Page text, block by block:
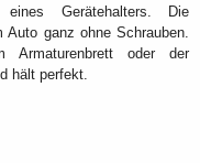
Gerätehalters. Die
ganz ohne Schrauben.
oder der
hält perfekt.